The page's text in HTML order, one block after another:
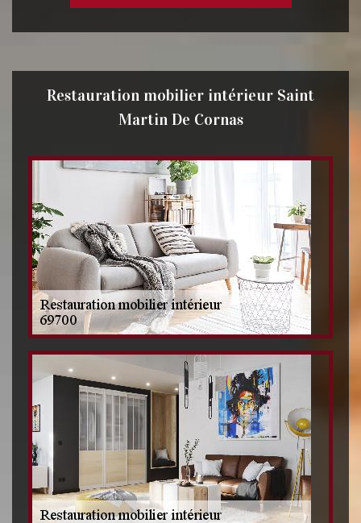
Restauration mobilier intérieur Saint
Martin De Cornas